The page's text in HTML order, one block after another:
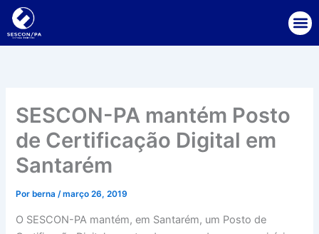
para
SESCON-PA mantém Posto
de Certificação Digital em
Santarém
Por berna/março 26, 2019
O SESCON-PA mantém, em Santarém, um Posto de